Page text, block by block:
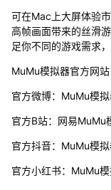
可在Mac上大屏体验
高帧画面带来的丝滑
足你不同的游戏需求
MuMu模拟器官方网站
官方微博：MuMu模
官方B站：网易MuMu
官方抖音：MuMu模
官方小红书：MuMu